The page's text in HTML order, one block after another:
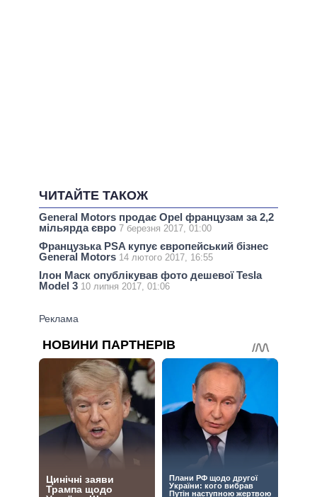
ЧИТАЙТЕ ТАКОЖ
General Motors продає Opel французам за 2,2
мільярда євро 7 березня 2017, 01:00
Французька PSA купує європейський бізнес
General Motors 14 лютого 2017, 16:55
Ілон Маск опублікував фото дешевої Tesla
Model 3 10 липня 2017, 01:06